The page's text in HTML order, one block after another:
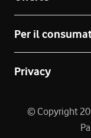
Per il
Privacy
© Copyright